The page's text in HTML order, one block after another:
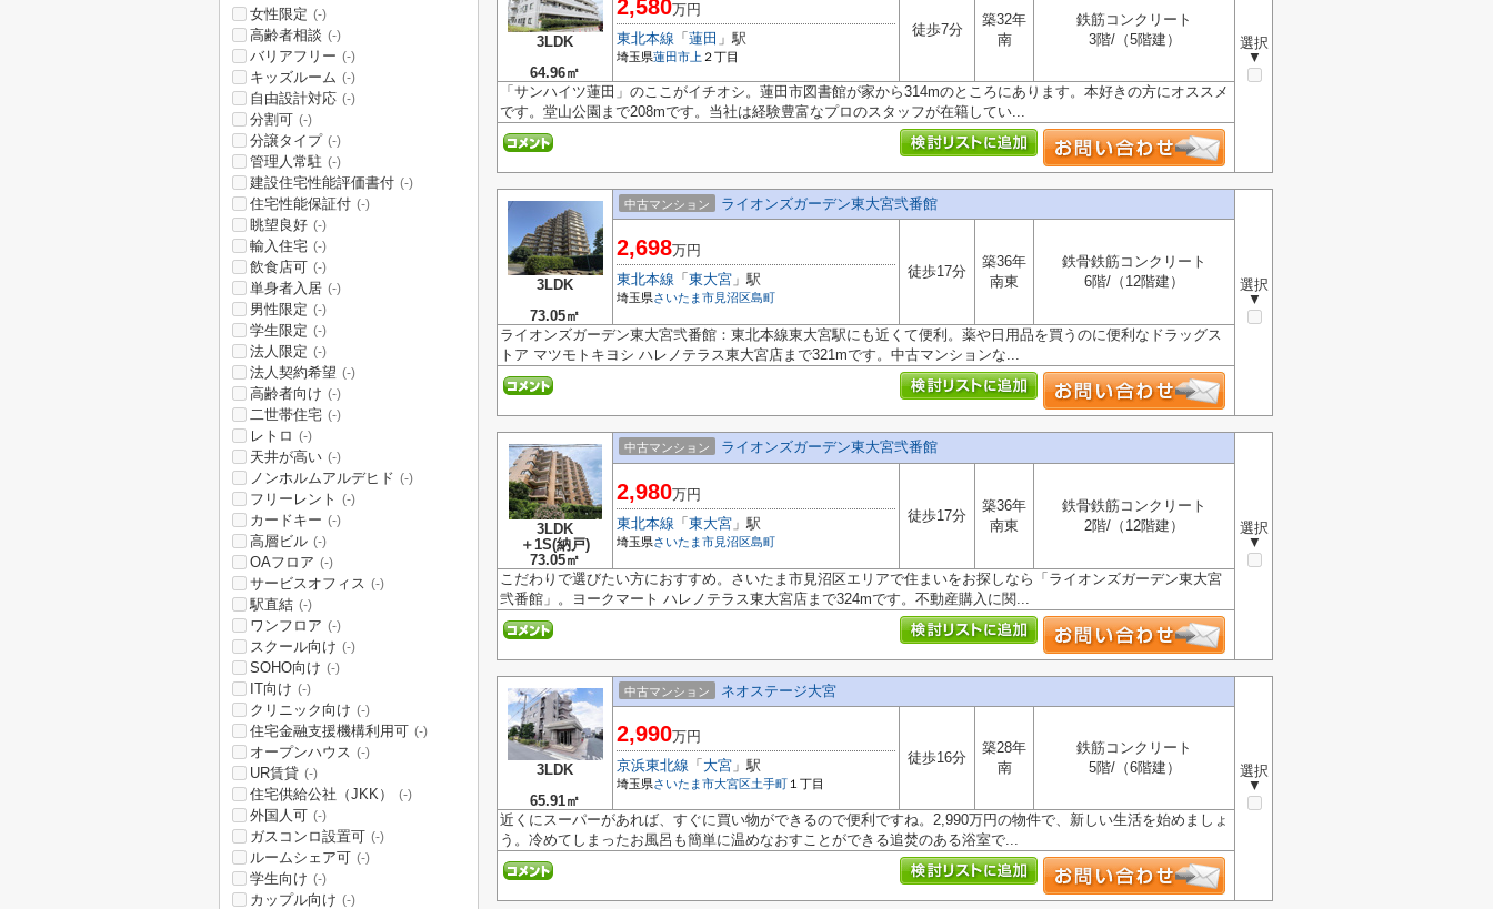
3LDK
64.96㎡
選択
▼
2,580万円
東北本線 「 蓮田 」駅
埼玉県蓮田市 上 ２丁目
徒歩7分
築32年
南
鉄筋コンクリート
3階/（5階建）
「サンハイツ蓮田」のここがイチオシ。蓮田市図書館が家から314mのところにあります。本好きの方にオススメ
です。堂山公園まで208mです。当社は経験豊富なプロのスタッフが在籍してい...
3LDK
73.05㎡
中古マンション ライオンズガーデン東大宮弐番館
選択
▼
2,698万円
東北本線 「 東大宮 」駅
埼玉県さいたま市見沼区島町
徒歩17分
築36年
南東
鉄骨鉄筋コンクリート
6階/（12階建）
ライオンズガーデン東大宮弐番館：東北本線東大宮駅にも近くて便利。薬や日用品を買うのに便利なドラッグス
トア マツモトキヨシ ハレノテラス東大宮店まで321mです。中古マンションな...
3LDK
＋1S(納戸)
73.05㎡
中古マンション ライオンズガーデン東大宮弐番館
選択
▼
2,980万円
東北本線 「 東大宮 」駅
埼玉県さいたま市見沼区島町
徒歩17分
築36年
南東
鉄骨鉄筋コンクリート
2階/（12階建）
こだわりで選びたい方におすすめ。さいたま市見沼区エリアで住まいをお探しなら「ライオンズガーデン東大宮
弐番館」。ヨークマート ハレノテラス東大宮店まで324mです。不動産購入に関...
3LDK
65.91㎡
中古マンション ネオステージ大宮
選択
▼
2,990万円
京浜東北線 「 大宮 」駅
埼玉県さいたま市大宮区土手町 １丁目
徒歩16分
築28年
南
鉄筋コンクリート
5階/（6階建）
近くにスーパーがあれば、すぐに買い物ができるので便利ですね。2,990万円の物件で、新しい生活を始めましょ
う。冷めてしまったお風呂も簡単に温めなおすことができる追焚のある浴室で...
女性限定 (-)
高齢者相談 (-)
バリアフリー (-)
キッズルーム (-)
自由設計対応 (-)
分割可 (-)
分譲タイプ (-)
管理人常駐 (-)
建設住宅性能評価書付 (-)
住宅性能保証付 (-)
眺望良好 (-)
輸入住宅 (-)
飲食店可 (-)
単身者入居 (-)
男性限定 (-)
学生限定 (-)
法人限定 (-)
法人契約希望 (-)
高齢者向け (-)
二世帯住宅 (-)
レトロ (-)
天井が高い (-)
ノンホルムアルデヒド (-)
フリーレント (-)
カードキー (-)
高層ビル (-)
OAフロア (-)
サービスオフィス (-)
駅直結 (-)
ワンフロア (-)
スクール向け (-)
SOHO向け (-)
IT向け (-)
クリニック向け (-)
住宅金融支援機構利用可 (-)
オープンハウス (-)
UR賃貸 (-)
住宅供給公社（JKK） (-)
外国人可 (-)
ガスコンロ設置可 (-)
ルームシェア可 (-)
学生向け (-)
カップル向け (-)